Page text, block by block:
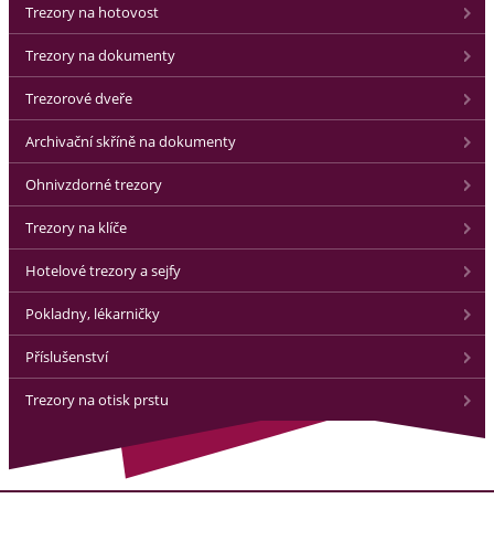
Trezory na hotovost
Trezory na dokumenty
Trezorové dveře
Archivační skříně na dokumenty
Ohnivzdorné trezory
Trezory na klíče
Hotelové trezory a sejfy
Pokladny, lékarničky
Příslušenství
Trezory na otisk prstu